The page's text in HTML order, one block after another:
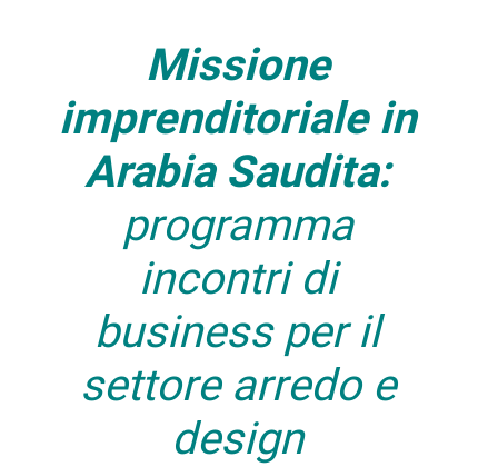
Descrizione iniziativa
Missione
imprenditoriale in
Arabia Saudita:
programma
incontri di
business per il
settore arredo e
design